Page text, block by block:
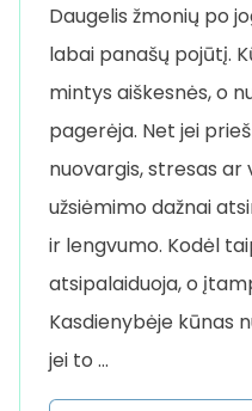
Daugelis žmonių po
labai panašų pojūtį.
mintys aiškesnės, o
pagerėja. Net jei
nuovargis, stresas
užsiėmimo dažnai
ir lengvumo. Kodėl
atsipalaiduoja, o
Kasdienybėje kūnas
jei to …